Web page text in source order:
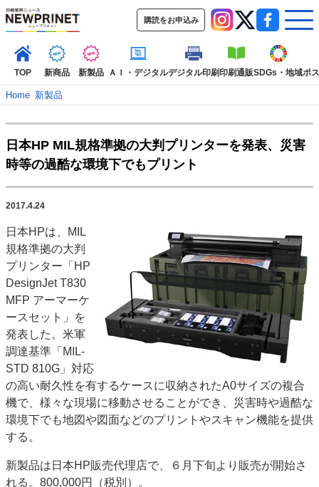
購読をお申込み
TOP 新商品 新製品 ＡＩ・デジタルデジタル印刷印刷通販SDGs・地域ポ
TOP
新着記事 特集記事
動画コンテンツ
インタビュー
コレクション
SDGs・地域
ポストプレス ビジネス イベント 信用情報
業界
市場・統計
人事・移転・異動・訃報
特集記事カテゴリー一覧
2022 見える化・MIS特集
特集・デジタル印刷 アイデアで勝負！ ～多様なビジネス・多彩な商材～
JAPAN PACK 2023 特集
2022 検査・校正特集
特集・デジタル印刷 ～ 新成長軌道を描く
案内
発刊案内
JFPI印刷用語集 印刷機材年鑑
会社案内
購読・購入申し込み
Home–新製品
日本HP MIL規格準拠の大判プリンターを発表、災害
時等の過酷な環境下でもプリント
2017.4.24
日本HPは、MIL
規格準拠の大判
プリンター「HP
DesignJet T830
MFP アーマーケ
ースセット」を
発表した。米軍
調達基準「MIL-
STD 810G」対応
の高い耐久性を有するケースに収納されたA0サイズの複合
機で、様々な現場に移動させることができ、災害時や過酷な
環境下でも地図や図面などのプリントやスキャン機能を提供
する。
新製品は日本HP販売代理店で、６月下旬より販売が開始さ
れる。800,000円（税別）。